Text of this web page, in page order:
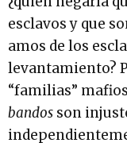
esclavos y que
amos de los
levantamiento?
“familias”
bandos son